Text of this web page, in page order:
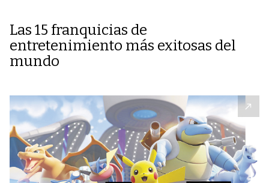
Las 15 franquicias de
entretenimiento más exitosas del
mundo